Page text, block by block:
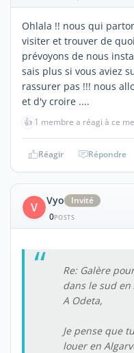
Ohlala !! nous qui
visiter et trouver de
prévoyons de nous
sais plus si vous aviez
rassurer pas !!! nous
et d'y croire ....
👍 1 membre a réagi à ce
Réagir Répondre
V Vyo
Invité
0POSTS
Re: Galère
dans le sud en
A Odeta,
Je pense que
louer en